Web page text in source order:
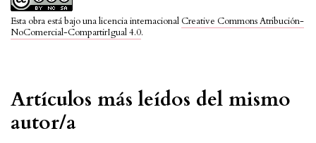
Esta obra está bajo una licencia internacional Creative Commons Atribución-
NoComercial-CompartirIgual 4.0.
Artículos más leídos del mismo
autor/a